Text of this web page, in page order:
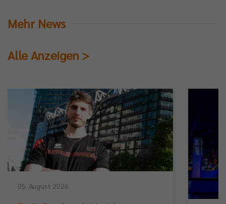
Mehr News
Alle Anzeigen >
05. August 2026